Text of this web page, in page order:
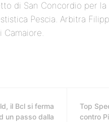
di San Concordio per
Pescia. Arbitra
Camaiore.
il Bcl si ferma
un passo dalla
Top
contro